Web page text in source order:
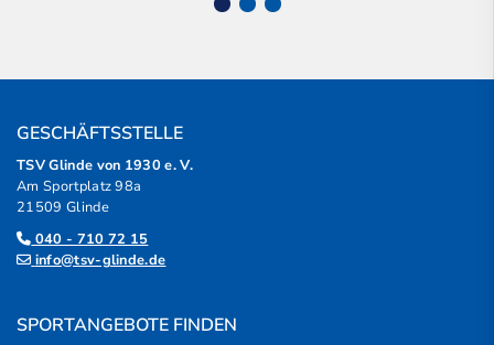
GESCHÄFTSSTELLE
TSV Glinde von 1930 e. V.
Am Sportplatz 98a
21509 Glinde
040 - 710 72 15
info@tsv-glinde.de
SPORTANGEBOTE FINDEN